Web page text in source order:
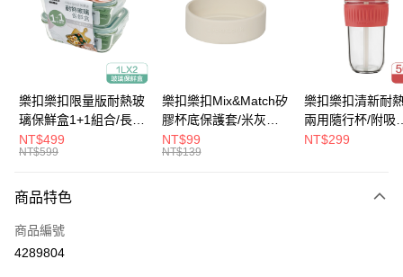
街口支付
大哥付你分期
相關說明
【大哥付你分期使用說明】
1.本服務由台灣大哥大提供，台灣大哥大用戶可立即使用無須另外申請。
成交易。
4.訂單成立30分鐘內，如未前往確認交易或遇審核未通過，訂單將自動取
消。如遇「轉專審核」未通過狀況，表示未達大哥付你分期系統評分，恕無
ATM付款
運送方式
付款後全家取貨
每筆NT$80，滿NT$888(含以上)免運費
樂扣樂扣限量版耐熱玻
璃保鮮盒1+1組合/長方
形/1L(LLG445KKSP2-
01)
NT$499
NT$599
樂扣樂扣Mix&Match矽
膠杯底保護套/米灰
(BOTTOM-
LHC4343BEG)
NT$99
NT$139
樂扣樂扣清新耐
兩用隨行杯/附吸
管/500ml/粉
NT$299
商品特色
商品編號
4289804